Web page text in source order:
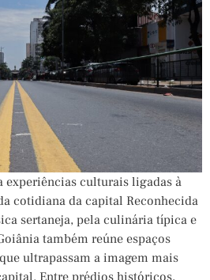
experiências culturais ligadas à
cotidiana da capital Reconhecida
sertaneja, pela culinária típica e
também reúne espaços
ultrapassam a imagem mais
Entre prédios históricos,